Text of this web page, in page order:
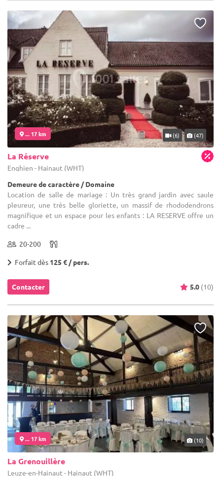
... 17 km (6) (47)
La Réserve
Enghien - Hainaut (WHT)
Demeure de caractère / Domaine
Location de salle de mariage : Un très grand jardin avec saule
pleureur, une très belle gloriette, un massif de rhododendrons
magnifique et un espace pour les enfants : LA RESERVE offre un
cadre ...
20-200
Forfait dès 125 € / pers.
Contacter 5.0 (10)
... 17 km (10)
La Grenouillère
Leuze-en-Hainaut - Hainaut (WHT)